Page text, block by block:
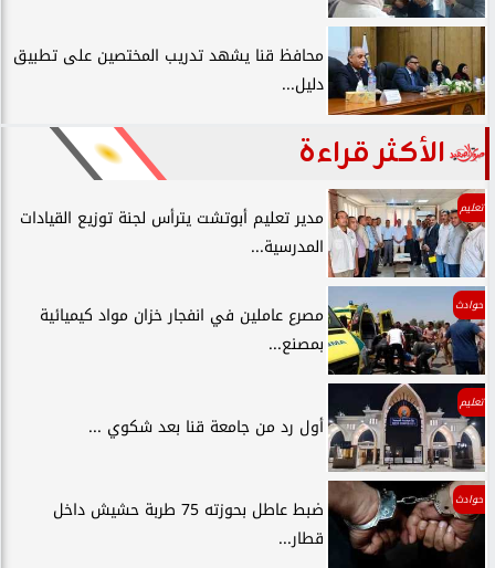
محافظ قنا يشهد تدريب المختصين على تطبيق
دليل...
الأكثر قراءة
تعليم
مدير تعليم أبوتشت يترأس لجنة توزيع القيادات
المدرسية...
حوادث
مصرع عاملين في انفجار خزان مواد كيميائية
بمصنع...
تعليم
أول رد من جامعة قنا بعد شكوي ...
حوادث
ضبط عاطل بحوزته 75 طربة حشيش داخل
قطار...